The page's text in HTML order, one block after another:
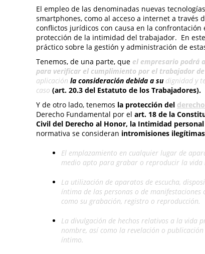
El empleo de las denominadas nuevas
smartphones, como al acceso a internet a través
conflictos jurídicos con causa en la
protección de la intimidad del trabajador. En
práctico sobre la gestión y administración de
Tenemos, de una parte, que el empresario podrá
para verificar el cumplimiento por el trabajador
aplicación la consideración debida a su dignidad y
caso (art. 20.3 del Estatuto de los Trabajadores).
Y de otro lado, tenemos la protección del
Derecho Fundamental por el art. 18 de la
Civil del Derecho al Honor, la Intimidad
normativa se consideran intromisiones
El emplazamiento en cualquier lugar de
medio apto para grabar o reproducir la vida
La utilización de aparatos de escucha,
íntima de las personas o de
como su grabación, registro o reproducción.
La divulgación de hechos relativos a la vida
nombre, así como la revelación o
íntimo.